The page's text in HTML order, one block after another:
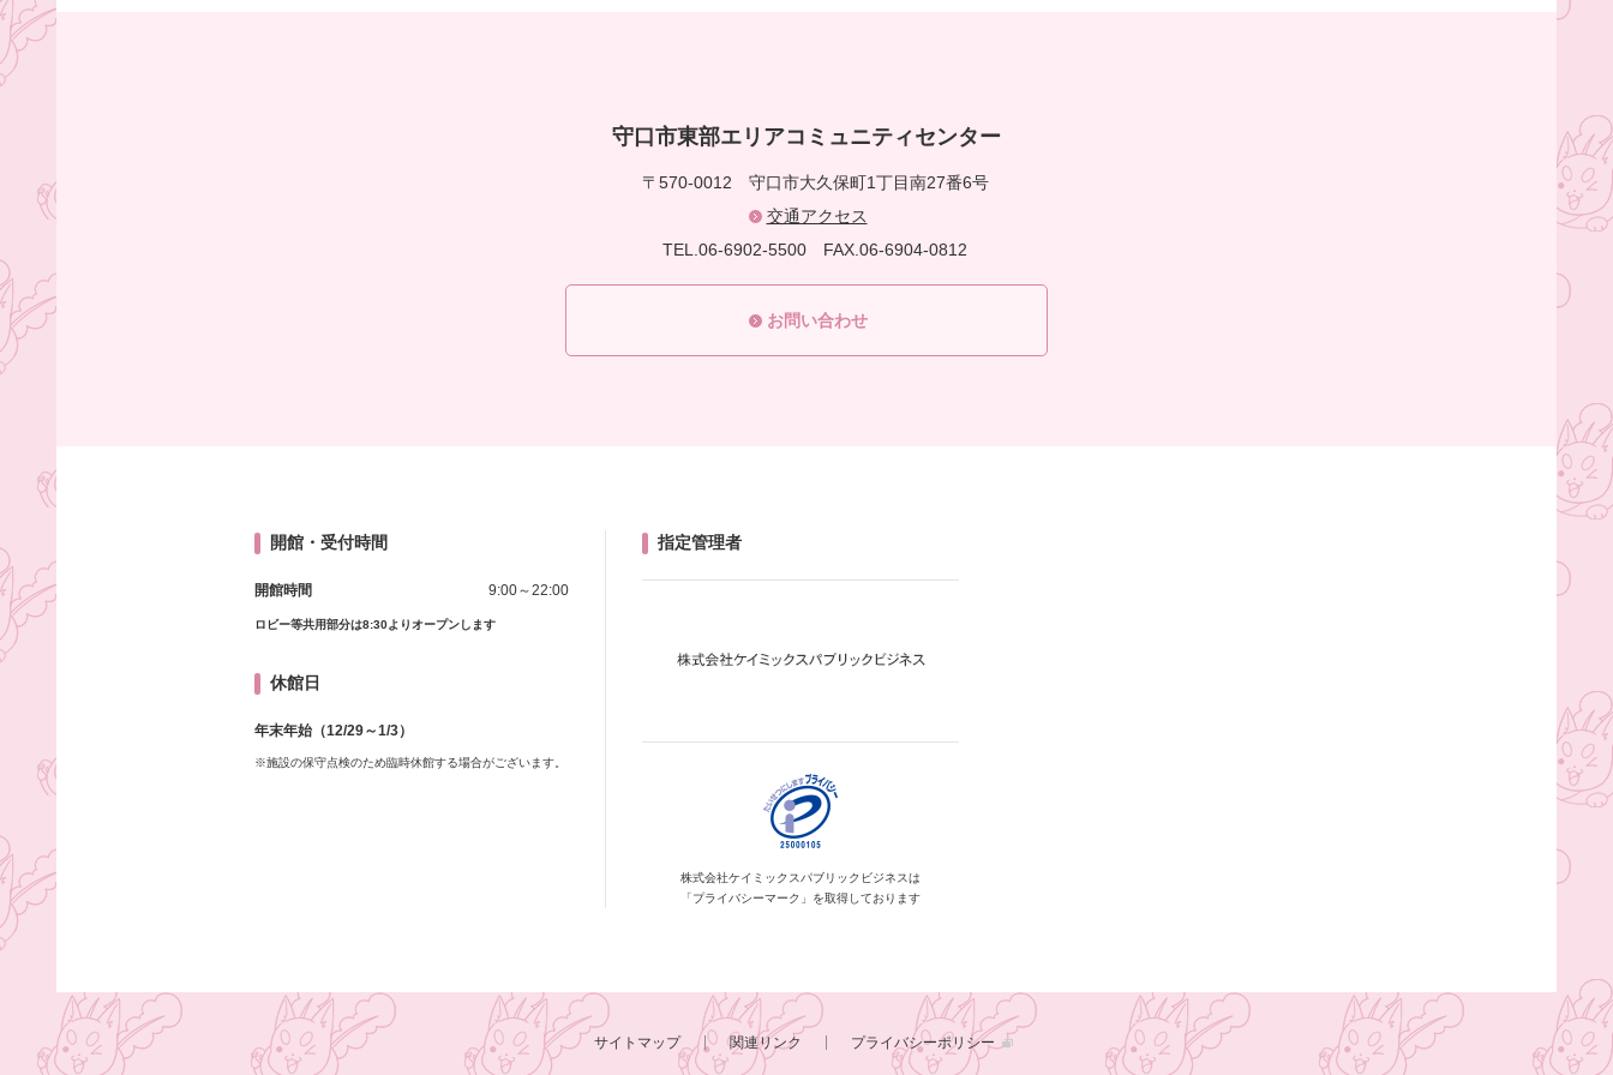
守口市東部エリアコミュニティセンター
〒570-0012 守口市大久保町1丁目南27番6号
交通アクセス
TEL.06-6902-5500 FAX.06-6904-0812
お問い合わせ
開館・受付時間
開館時間 9:00～22:00
ロビー等共用部分は8:30よりオープンします
休館日
年末年始（12/29～1/3）
※施設の保守点検のため臨時休館する場合がございます。
指定管理者
株式会社ケイミックス パブリックビジネスは
「プライバシーマーク」を取得しております
サイトマップ 関連リンク プライバシーポリシー